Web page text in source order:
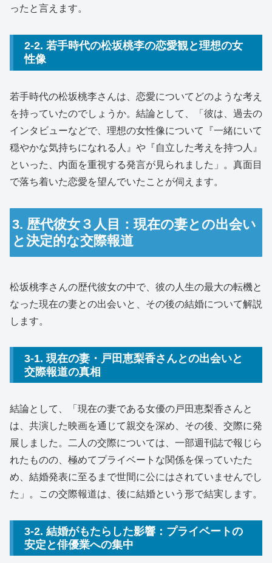
ったと言えます。
2-2. 若手時代の松坂桃李の恋愛観と理想の女
性像
若手時代の松坂桃李さんは、恋愛についてどのような考え
を持っていたのでしょうか。結論として、「彼は、過去の
インタビューなどで、理想の女性像について『一緒にいて
穏やかな気持ちになれる人』や『自立した考えを持つ人』
といった、内面を重視する発言が見られました」。真面目
で落ち着いた恋愛を望んでいたことが伺えます。
3. 歴代彼女３人目：現在の妻との出会い
と決定的な交際報道
松坂桃李さんの歴代彼女の中で、彼の人生の最大の転機と
なった現在の妻との出会いと、その後の結婚について解説
します。
3-1. 現在の妻・戸田恵梨香さんとの出会いと
交際報道の真相
結論として、「現在の妻である女優の戸田恵梨香さんと
は、共演した映画を通じて親交を深め、その後、交際に発
展しました。二人の交際については、一部週刊誌で報じら
れたものの、極めてプライベートな関係を保っていたた
め、結婚発表に至るまで世間に公にはされていませんでし
た」。この交際報道は、後に結婚という形で結実します。
3-2. 結婚がもたらした影響：プライベートの
安定と俳優業への集中